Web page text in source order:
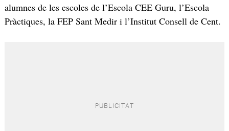
alumnes de les escoles de l’Escola CEE Guru, l’Escola
Pràctiques, la FEP Sant Medir i l’Institut Consell de Cent.